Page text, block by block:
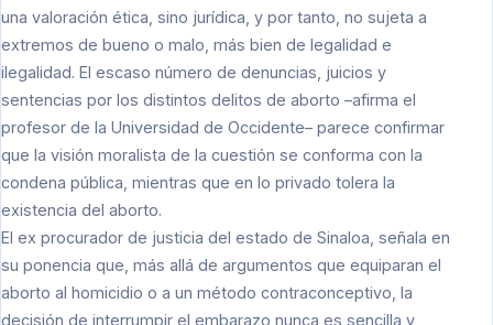
una valoración ética, sino jurídica, y por tanto, no sujeta a
extremos de bueno o malo, más bien de legalidad e
ilegalidad. El escaso número de denuncias, juicios y
sentencias por los distintos delitos de aborto –afirma el
profesor de la Universidad de Occidente– parece confirmar
que la visión moralista de la cuestión se conforma con la
condena pública, mientras que en lo privado tolera la
existencia del aborto.
El ex procurador de justicia del estado de Sinaloa, señala en
su ponencia que, más allá de argumentos que equiparan el
aborto al homicidio o a un método contraconceptivo, la
decisión de interrumpir el embarazo nunca es sencilla y